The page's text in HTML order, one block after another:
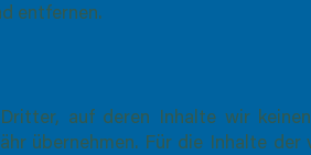
entfernen.
auf deren Inhalte wir
übernehmen. Für die Inhalte